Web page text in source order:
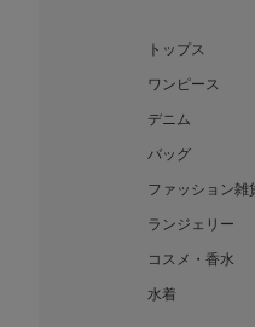
トップス
ワンピース
デニム
バッグ
ファッション雑
ランジェリー
コスメ・香水
水着